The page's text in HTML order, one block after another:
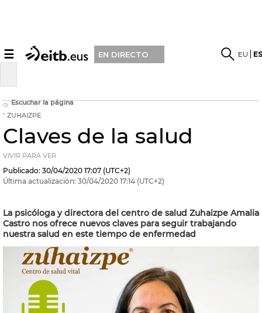
☰ EN DIRECTO EU
Escuchar la página
ZUHAIZPE
Claves de la salud
VIVIR PARA VER
Publicado: 30/04/2020 17:07 (UTC+2)
Última actualización: 30/04/2020 17:14 (UTC+2)
La psicóloga y directora del centro de salud Zuhaizpe Amalia
Castro nos ofrece nuevos claves para seguir trabajando
nuestra salud en este tiempo de enfermedad